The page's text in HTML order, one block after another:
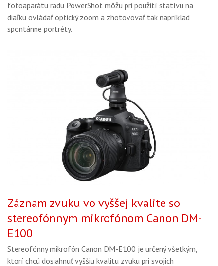
fotoaparátu radu PowerShot môžu pri použití statívu na
diaľku ovládať optický zoom a zhotovovať tak napríklad
spontánne portréty.
Záznam zvuku vo vyššej kvalite so
stereofónnym mikrofónom Canon DM-
E100
Stereofónny mikrofón Canon DM-E100 je určený všetkým,
ktorí chcú dosiahnuť vyššiu kvalitu zvuku pri svojich